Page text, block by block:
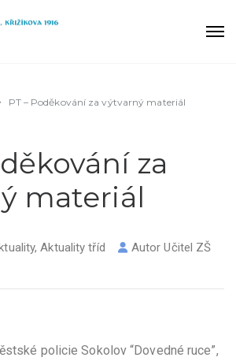
PT – Poděkování za výtvarný materiál
za
materiál
,Aktuality tříd AutorUčitel ZŠ
policie Sokolov “Dovedné ruce”,